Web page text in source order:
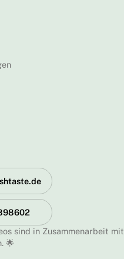
sind in Zusammenarbeit mit
🌟